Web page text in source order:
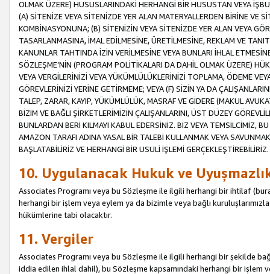
OLMAK ÜZERE) HUSUSLARINDAKİ HERHANGİ BİR HUSUSTAN VEYA
(A) SİTENİZE VEYA SİTENİZDE YER ALAN MATERYALLERDEN BİRİNE VE
KOMBİNASYONUNA; (B) SİTENİZİN VEYA SİTENİZDE YER ALAN VEYA
TASARLANMASINA, İMAL EDİLMESİNE, ÜRETİLMESİNE, REKLAM VE
KANUNLAR TAHTINDA İZİN VERİLMESİNE VEYA BUNLARI İHLAL
SÖZLEŞME’NİN (PROGRAM POLİTİKALARI DA DAHİL OLMAK ÜZERE)
VEYA VERGİLERİNİZİ VEYA YÜKÜMLÜLÜKLERİNİZİ TOPLAMA, ÖDEME
GÖREVLERİNİZİ YERİNE GETİRMEME; VEYA (F) SİZİN YA DA
TALEP, ZARAR, KAYIP, YÜKÜMLÜLÜK, MASRAF VE GİDERE (MAKUL
BİZİM VE BAĞLI ŞİRKETLERİMİZİN ÇALIŞANLARINI, ÜST DÜZEY
BUNLARDAN BERİ KILMAYI KABUL EDERSİNİZ. BİZ VEYA TEMSİLCİMİZ,
AMAZON TARAFI ADINA YASAL BİR TALEBİ KULLANMAK VEYA
BAŞLATABİLİRİZ VE HERHANGİ BİR USULİ İŞLEMİ GERÇEKLEŞTİREBİLİRİZ.
10. Uygulanacak Hukuk ve
Associates Programı veya bu Sözleşme ile ilgili herhangi bir ihtilaf
herhangi bir işlem veya eylem ya da bizimle veya bağlı
hükümlerine tabi olacaktır.
11. Vergiler
Associates Programı veya bu Sözleşme ile ilgili herhangi bir şekilde
iddia edilen ihlal dahil), bu Sözleşme kapsamındaki herhangi bir işlem